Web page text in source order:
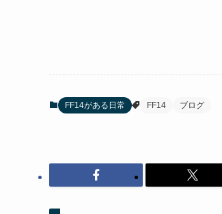
FF14がある日常 FF14 ブログ